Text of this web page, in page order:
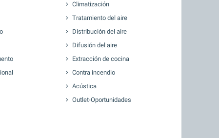
Climatización
Tratamiento del aire
Distribución del aire
Difusión del aire
Extracción de cocina
Contra incendio
Acústica
Outlet-Oportunidades